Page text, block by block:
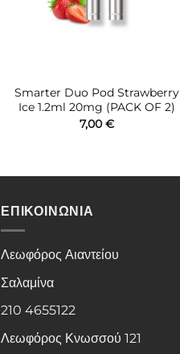
Smarter Duo Pod Strawberry
Ice 1.2ml 20mg (PACK OF 2)
7,00€
ΕΠΙΚΟΙΝΩΝΙΑ
Λεωφόρος Αιαντείου
Σαλαμίνα
210 4655122
Λεωφόρος Κνωσσού 121